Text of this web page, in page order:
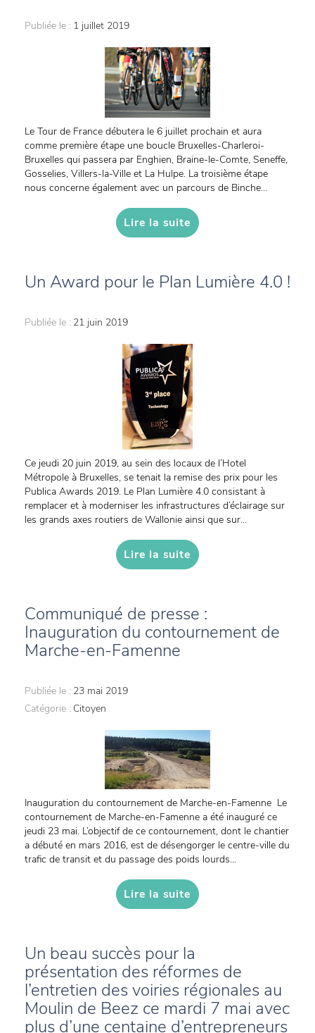
Publiée le : 1 juillet 2019
Le Tour de France débutera le 6 juillet prochain et aura
comme première étape une boucle Bruxelles-Charleroi-
Bruxelles qui passera par Enghien, Braine-le-Comte, Seneffe,
Gosselies, Villers-la-Ville et La Hulpe. La troisième étape
nous concerne également avec un parcours de Binche...
Lire la suite
Un Award pour le Plan Lumière 4.0 !
Publiée le : 21 juin 2019
Ce jeudi 20 juin 2019, au sein des locaux de l’Hotel
Métropole à Bruxelles, se tenait la remise des prix pour les
Publica Awards 2019. Le Plan Lumière 4.0 consistant à
remplacer et à moderniser les infrastructures d’éclairage sur
les grands axes routiers de Wallonie ainsi que sur...
Lire la suite
Communiqué de presse :
Inauguration du contournement de
Marche-en-Famenne
Publiée le : 23 mai 2019
Catégorie : Citoyen
Inauguration du contournement de Marche-en-Famenne Le
contournement de Marche-en-Famenne a été inauguré ce
jeudi 23 mai. L’objectif de ce contournement, dont le chantier
a débuté en mars 2016, est de désengorger le centre-ville du
trafic de transit et du passage des poids lourds...
Lire la suite
Un beau succès pour la
présentation des réformes de
l’entretien des voiries régionales au
Moulin de Beez ce mardi 7 mai avec
plus d’une centaine d’entrepreneurs